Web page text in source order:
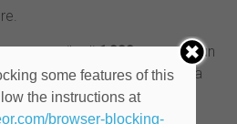
mensile di1.000 euro, con un
europer chi non risiede nella
some features of this
the instructions at
browser-blocking-